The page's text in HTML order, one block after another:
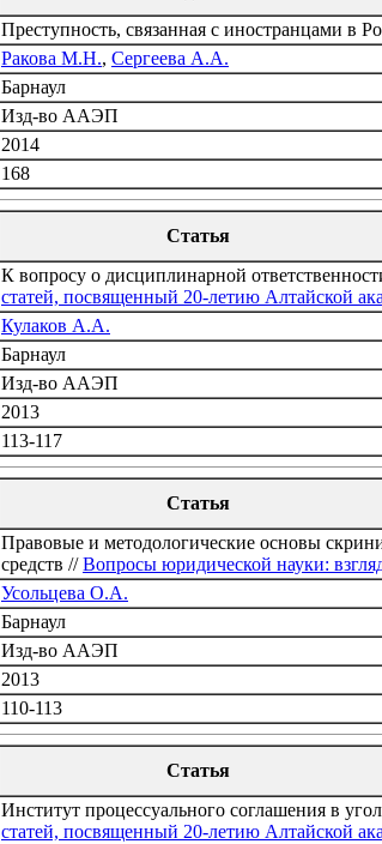
Преступность, связанная с иностранцами в
Ракова М.Н., Сергеева А.А.
Барнаул
Изд-во ААЭП
2014
168
Статья
К вопросу о дисциплинарной
статей, посвященный 20-летию Алтайской
Кулаков А.А.
Барнаул
Изд-во ААЭП
2013
113-117
Статья
Правовые и методологические основы
средств //Вопросы юридической науки:
Усольцева О.А.
Барнаул
Изд-во ААЭП
2013
110-113
Статья
Институт процессуального соглашения в
статей, посвященный 20-летию Алтайской